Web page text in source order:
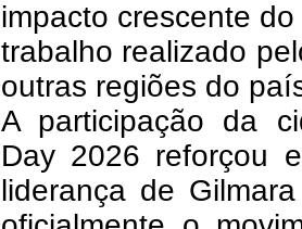
impacto crescente do
trabalho realizado
outras regiões do
A participação da
Day 2026 reforçou
liderança de